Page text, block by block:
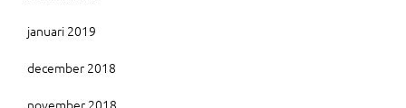
januari 2019
december 2018
november 2018